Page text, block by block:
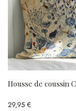
Housse de coussin
29,95 €